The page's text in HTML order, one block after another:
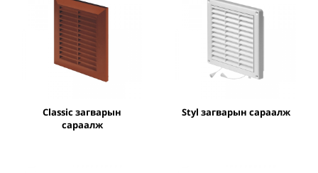
Classic загварын
сараалж
Styl загварын сараалж